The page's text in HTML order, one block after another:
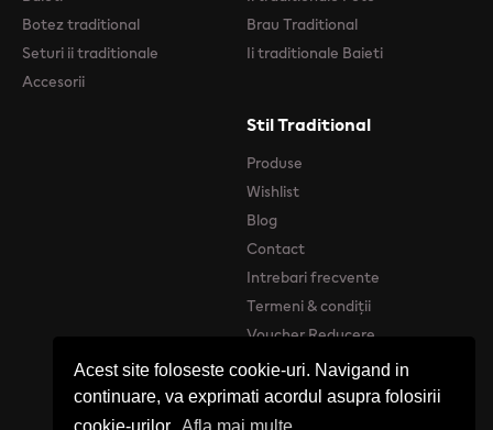
Acest site foloseste cookie-uri. Navigand in
continuare, va exprimati acordul asupra folosirii
Botez traditional
Seturi ii traditionale
Accesorii
Brau Traditional
Ii traditionale Baieti
Stil Traditional
Produse
Wishlist
Blog
Contact
Intrebari frecvente
Termeni & condiții
Voucher Reducere